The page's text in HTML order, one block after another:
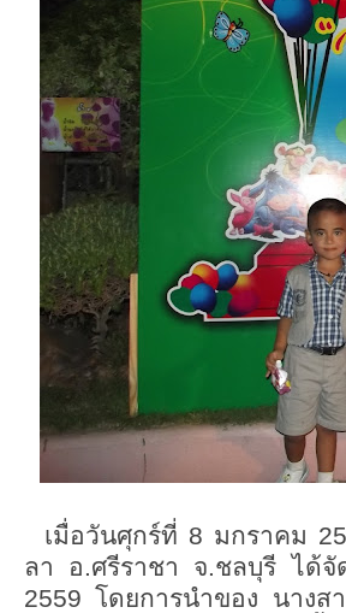
เมื่อวันศุกร์ที่ 8 มกราคม
ลา อ.ศรีราชา จ.ชลบุรี ได้จั
2559 โดยการนำของ นางส